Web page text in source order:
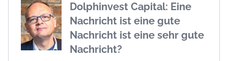
Dolphinvest Capital: Eine
Nachricht ist eine gute
Nachricht ist eine sehr gute
Nachricht?